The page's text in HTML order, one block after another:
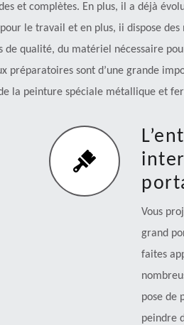
et complètes. En plus, il a déjà
le travail et en plus, ii dispose des
de qualité, du matériel nécessaire
préparatoires sont d’une grande
la peinture spéciale métallique et
Vous
grand
faites
pose de
peindre